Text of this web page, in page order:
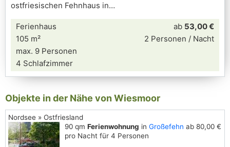
ostfriesischen Fehnhaus in
Ferienhaus
105 m²
max. 9 Personen
4 Schlafzimmer
ab 53,00 €
2 Personen / Nacht
Objekte in der Nähe von Wiesmoor
Nordsee » Ostfriesland
90 qm Ferienwohnung in Großefehn ab 80,00 €
pro Nacht für 4 Personen